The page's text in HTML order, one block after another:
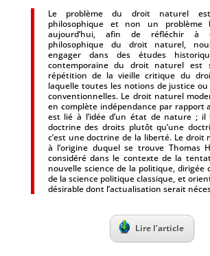
Le problème du droit naturel
philosophique et non un problème
aujourd’hui, afin de réfléchir à
philosophique du droit naturel,
engager dans des études
contemporaine du droit naturel est
répétition de la vieille critique du
laquelle toutes les notions de justice
conventionnelles. Le droit naturel
en complète indépendance par rapport
est lié à l’idée d’un état de nature ;
doctrine des droits plutôt qu’une
c’est une doctrine de la liberté. Le droit
à l’origine duquel se trouve Thomas
considéré dans le contexte de la
nouvelle science de la politique, dirigée
de la science politique classique, et
désirable dont l’actualisation serait
Lire l’article